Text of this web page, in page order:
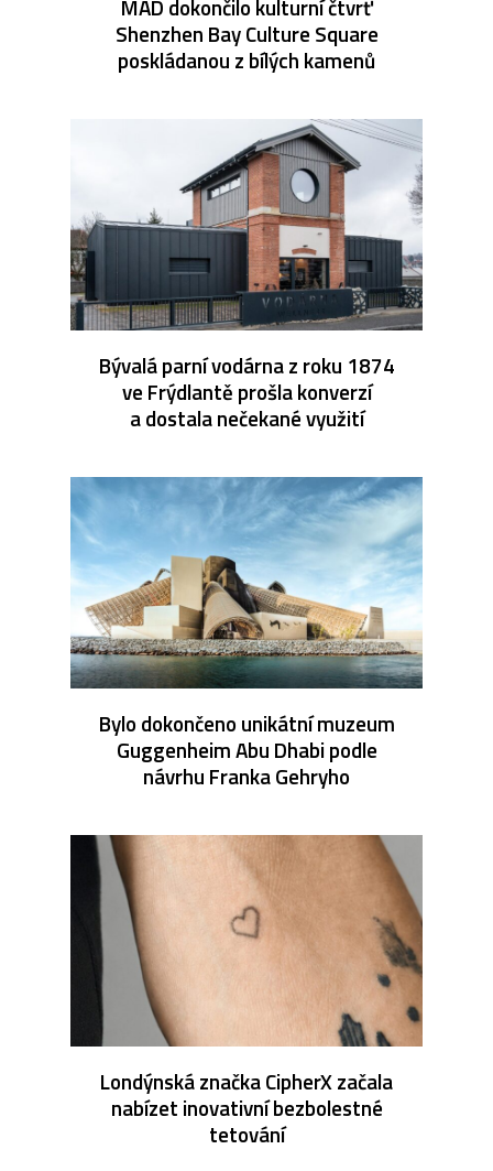
MAD dokončilo kulturní čtvrť
Shenzhen Bay Culture Square
poskládanou z bílých kamenů
Bývalá parní vodárna z roku 1874
ve Frýdlantě prošla konverzí
a dostala nečekané využití
Bylo dokončeno unikátní muzeum
Guggenheim Abu Dhabi podle
návrhu Franka Gehryho
Londýnská značka CipherX začala
nabízet inovativní bezbolestné
tetování